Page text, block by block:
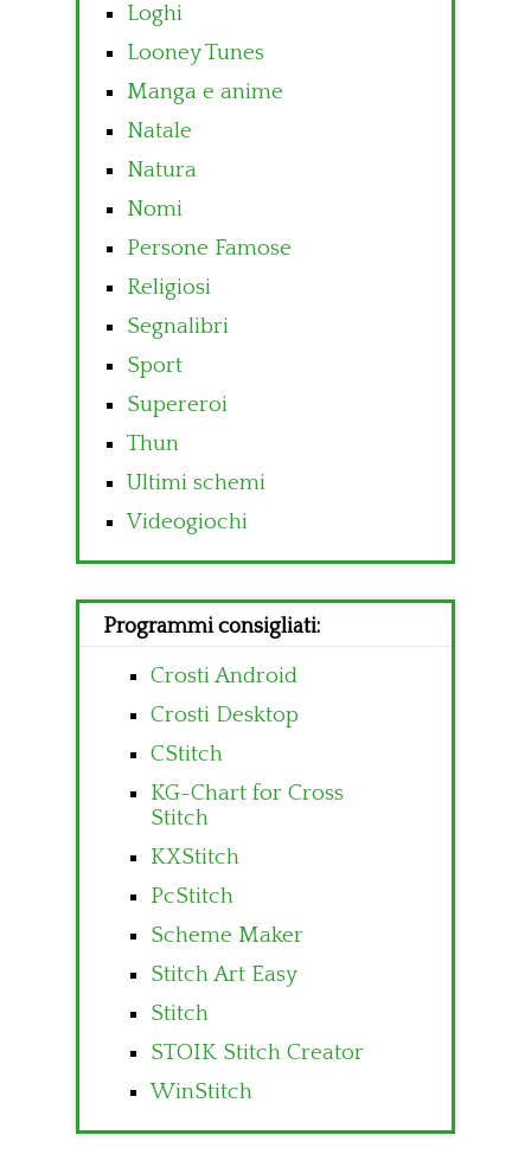
Loghi
Looney Tunes
Manga e anime
Natale
Natura
Nomi
Persone Famose
Religiosi
Segnalibri
Sport
Supereroi
Thun
Ultimi schemi
Videogiochi
Programmi consigliati:
Crosti Android
Crosti Desktop
CStitch
KG-Chart for Cross
Stitch
KXStitch
PcStitch
Scheme Maker
Stitch Art Easy
Stitch
STOIK Stitch Creator
WinStitch